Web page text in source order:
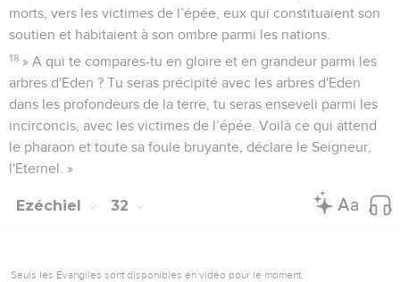
morts, vers les victimes de l’épée, eux qui constituaient son
soutien et habitaient à son ombre parmi les nations.
18 » A qui te compares-tu en gloire et en grandeur parmi les
arbres d'Eden ? Tu seras précipité avec les arbres d'Eden
dans les profondeurs de la terre, tu seras enseveli parmi les
incirconcis, avec les victimes de l’épée. Voilà ce qui attend
le pharaon et toute sa foule bruyante, déclare le Seigneur,
l'Eternel. »
Ezéchiel 32
Seuls les Évangiles sont disponibles en vidéo pour le moment.